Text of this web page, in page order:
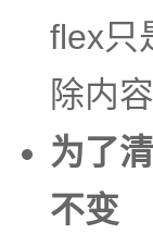
flex只
除内
为了
不变